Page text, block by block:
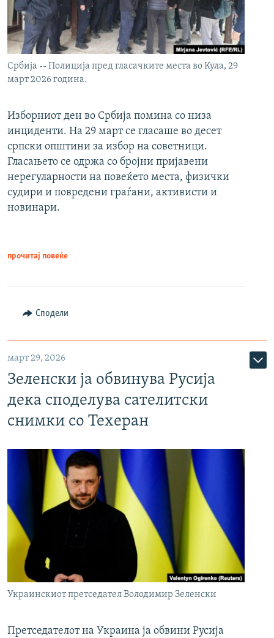
Србија -- Полиција пред гласачките места во Кула, 29
март 2026 година.
Изборниот ден во Србија помина со низа
инциденти. На 29 март се гласаше во десет
српски општини за избор на советници.
Гласањето се одржа со бројни пријавени
нерегуларности на повеќето места, физички
судири и повредени граѓани, активисти и
новинари.
прочитај повеќе
Сподели
март 29, 2026
Зеленски ја обвинува Русија
дека споделува сателитски
снимки со Техеран
Украинскиот претседател Володимир Зеленски
Претседателот на Украина ја обвини Русија